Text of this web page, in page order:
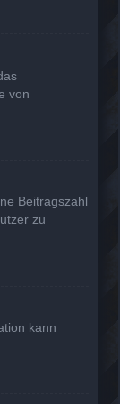
von
Beitragszahl
zu
kann